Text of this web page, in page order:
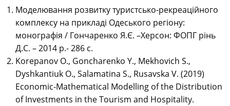
Моделювання розвитку туристсько-рекреаційного
комплексу на прикладі Одеського регіону:
монографія / Гончаренко Я.Є. –Херсон: ФОПГ рінь
Д.С. – 2014 р.- 286 с.
Korepanov O., Goncharenko Y., Mekhovich S.,
Dyshkantiuk O., Salamatina S., Rusavska V. (2019)
Economic-Mathematical Modelling of the Distribution
of Investments in the Tourism and Hospitality.